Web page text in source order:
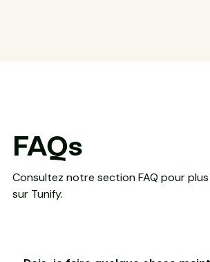
FAQs
Consultez notre section FAQ pour
sur Tunify.